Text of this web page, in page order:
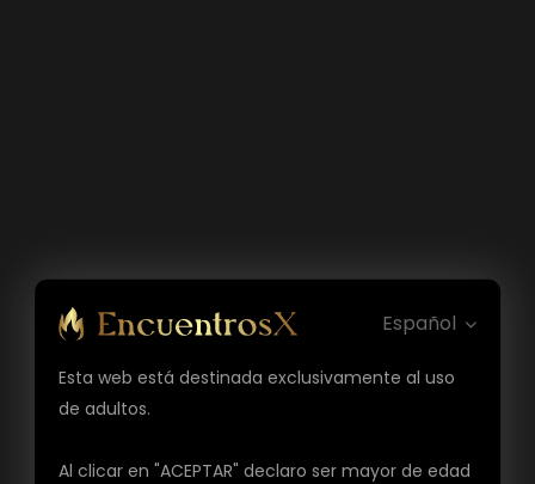
Español
Esta web está destinada exclusivamente al uso
de adultos.
Al clicar en "ACEPTAR" declaro ser mayor de edad